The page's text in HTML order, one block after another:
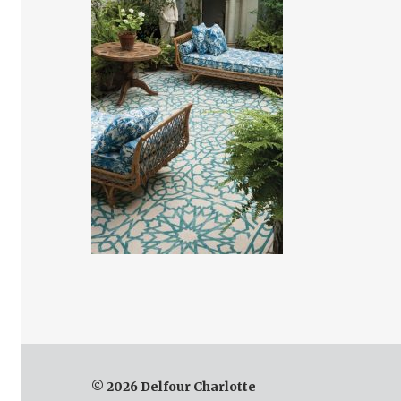
© 2026 Delfour Charlotte